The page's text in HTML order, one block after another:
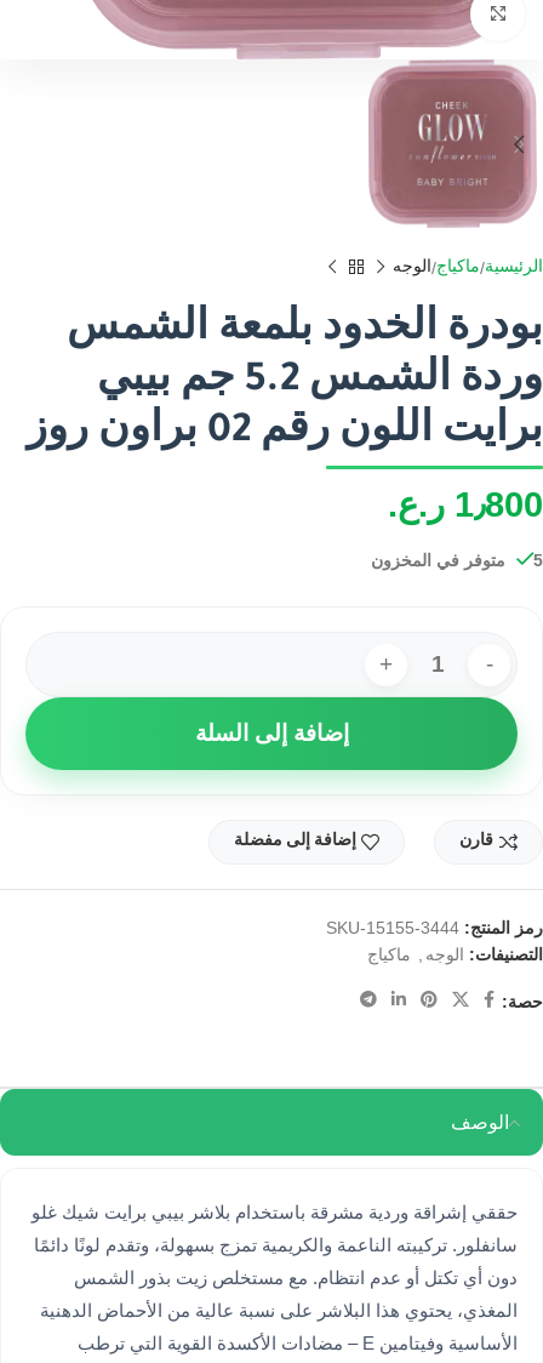
اضغط للتكبير
الرئيسية ماكياج الوجه
بودرة الخدود بلمعة الشمس
وردة الشمس 5.2 جم بيبي
برايت اللون رقم 02 براون روز
1٫800 ر.ع.
5 متوفر في المخزون
إضافة إلى السلة
قارن إضافة إلى مفضلة
رمز المنتج: SKU-15155-3444
التصنيفات: الوجه , ماكياج
حصة:
الوصف
حققي إشراقة وردية مشرقة باستخدام بلاشر بيبي برايت شيك غلو
سانفلور. تركيبته الناعمة والكريمية تمزج بسهولة، وتقدم لونًا دائمًا
دون أي تكتل أو عدم انتظام. مع مستخلص زيت بذور الشمس
المغذي، يحتوي هذا البلاشر على نسبة عالية من الأحماض الدهنية
الأساسية وفيتامين E – مضادات الأكسدة القوية التي ترطب